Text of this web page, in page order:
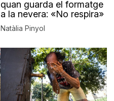
quan guarda el formatge
a la nevera: «No respira»
Natàlia Pinyol